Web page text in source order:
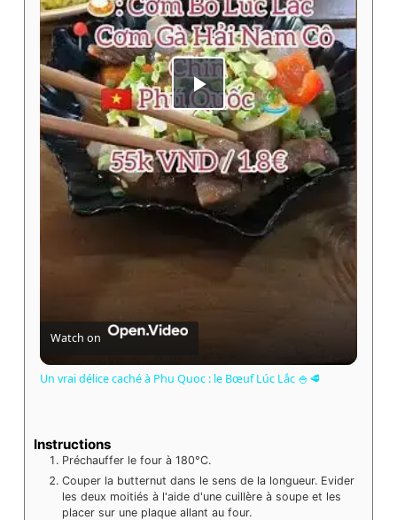
Play
Video
Watch on
Un vrai délice caché à Phu Quoc : le Bœuf Lúc Lắc 🍚🥩
Instructions
Préchauffer le four à 180°C.
Couper la butternut dans le sens de la longueur. Evider
les deux moitiés à l'aide d'une cuillère à soupe et les
placer sur une plaque allant au four.